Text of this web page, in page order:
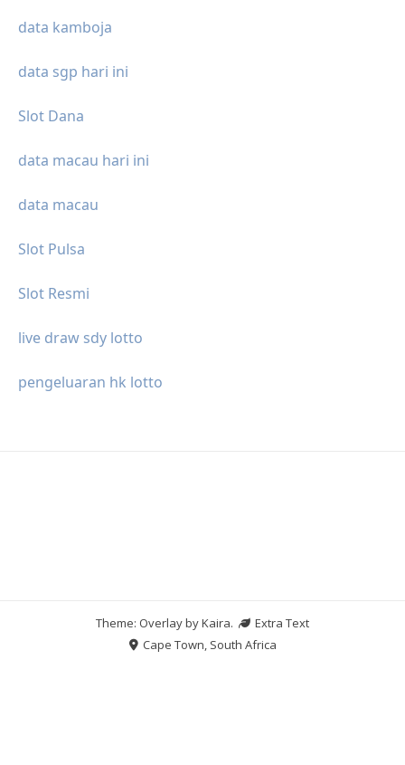
data kamboja
data sgp hari ini
Slot Dana
data macau hari ini
data macau
Slot Pulsa
Slot Resmi
live draw sdy lotto
pengeluaran hk lotto
Theme: Overlay byKaira.
Extra Text
Cape Town, South Africa